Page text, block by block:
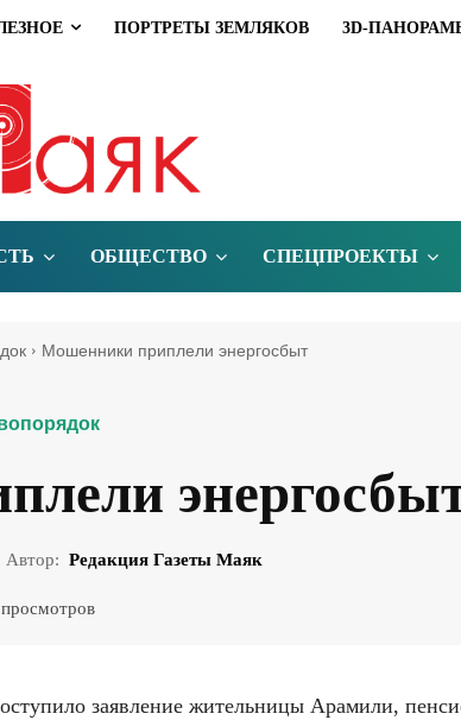
ПОРТРЕТЫ ЗЕМЛЯКОВ 3D-
ОБЩЕСТВО СПЕЦПРОЕКТЫ
Мошенники приплели энергосбыт
Автор: Редакция Газеты Маяк
просмотров
заявление жительницы Арамили,